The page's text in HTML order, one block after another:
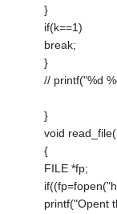
}
if(k==1)
break;
}
// printf("%d
}
void
{
FILE *fp;
printf("Opent